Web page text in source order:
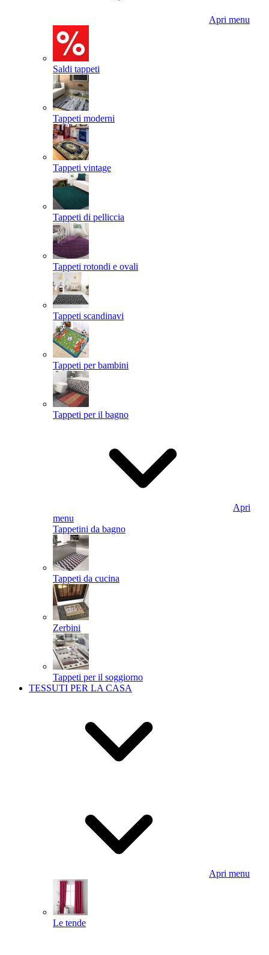
Apri menu
Saldi tappeti
Tappeti moderni
Tappeti vintage
Tappeti di pelliccia
Tappeti rotondi e ovali
Tappeti scandinavi
Tappeti per bambini
Tappeti per il bagno
Apri
menu
Tappetini da bagno
Tappeti da cucina
Zerbini
Tappeti per il soggiorno
TESSUTI PER LA CASA
Apri menu
Le tende